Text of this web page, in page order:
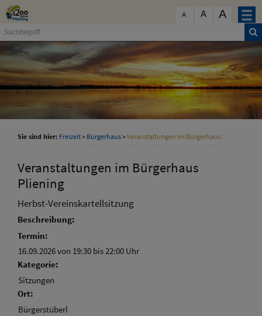
Zum Inhalt
A A A
Sie sind hier: Freizeit> Bürgerhaus>Veranstaltungen im Bürgerhaus
Veranstaltungen im Bürgerhaus
Pliening
Herbst-Vereinskartellsitzung
Beschreibung:
Termin:
16.09.2026 von 19:30 bis 22:00 Uhr
Kategorie:
Sitzungen
Ort:
Bürgerstüberl
schließen